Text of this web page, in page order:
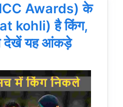
Awards) के
kohli) है किंग,
देखें यह आंकड़े